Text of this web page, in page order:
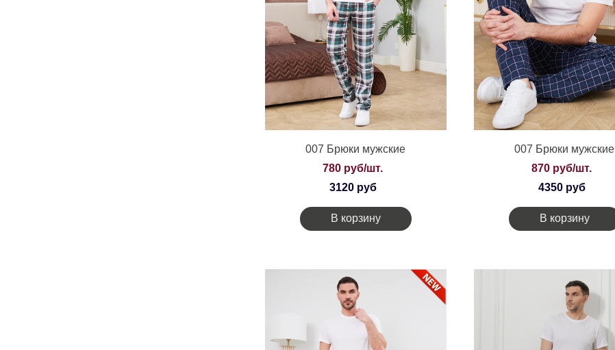
007 Брюки мужские
780 руб/шт.
3120 руб
В корзину
007 Брюки мужские
870 руб/шт.
4350 руб
В корзину